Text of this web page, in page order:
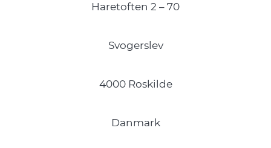
Haretoften 2 – 70
Svogerslev
4000 Roskilde
Danmark